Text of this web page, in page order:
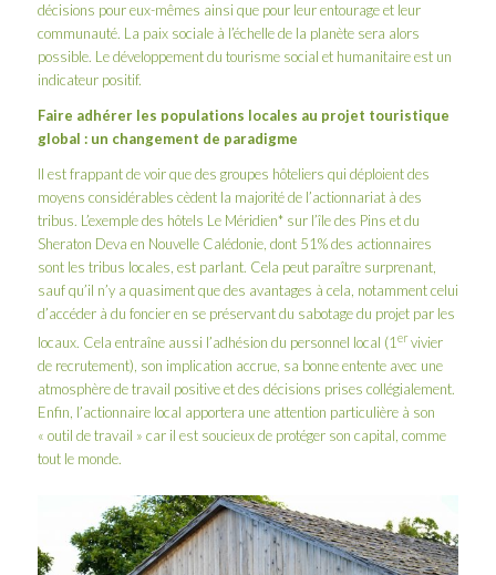
décisions pour eux-mêmes ainsi que pour leur entourage et leur
communauté. La paix sociale à l’échelle de la planète sera alors
possible. Le développement du tourisme social et humanitaire est un
indicateur positif.
Faire adhérer les populations locales au projet touristique
global : un changement de paradigme
Il est frappant de voir que des groupes hôteliers qui déploient des
moyens considérables cèdent la majorité de l’actionnariat à des
tribus. L’exemple des hôtels Le Méridien* sur l’île des Pins et du
Sheraton Deva en Nouvelle Calédonie, dont 51% des actionnaires
sont les tribus locales, est parlant. Cela peut paraître surprenant,
sauf qu’il n’y a quasiment que des avantages à cela, notamment celui
d’accéder à du foncier en se préservant du sabotage du projet par les
locaux. Cela entraîne aussi l’adhésion du personnel local (1ervivier
de recrutement), son implication accrue, sa bonne entente avec une
atmosphère de travail positive et des décisions prises collégialement.
Enfin, l’actionnaire local apportera une attention particulière à son
« outil de travail » car il est soucieux de protéger son capital, comme
tout le monde.